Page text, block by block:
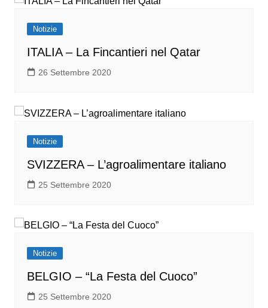
Notizie
ITALIA – La Fincantieri nel Qatar
26 Settembre 2020
Notizie
SVIZZERA – L’agroalimentare italiano
25 Settembre 2020
Notizie
BELGIO – “La Festa del Cuoco”
25 Settembre 2020